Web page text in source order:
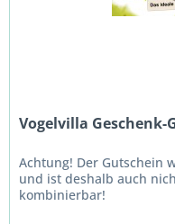
Vogelvilla Geschenk-
Achtung! Der Gutschein
und ist deshalb auch
kombinierbar!